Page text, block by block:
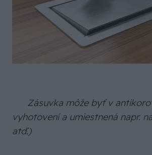
Zásuvka môže byť v
vyhotovení a umiestnená napr.
atď.)